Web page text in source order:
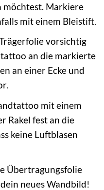
möchtest. Markiere
mit einem Bleistift.
vorsichtig
an die markierte
an einer Ecke und
mit einem
Rakel fest an die
keine Luftblasen
Übertragungsfolie
neues Wandbild!